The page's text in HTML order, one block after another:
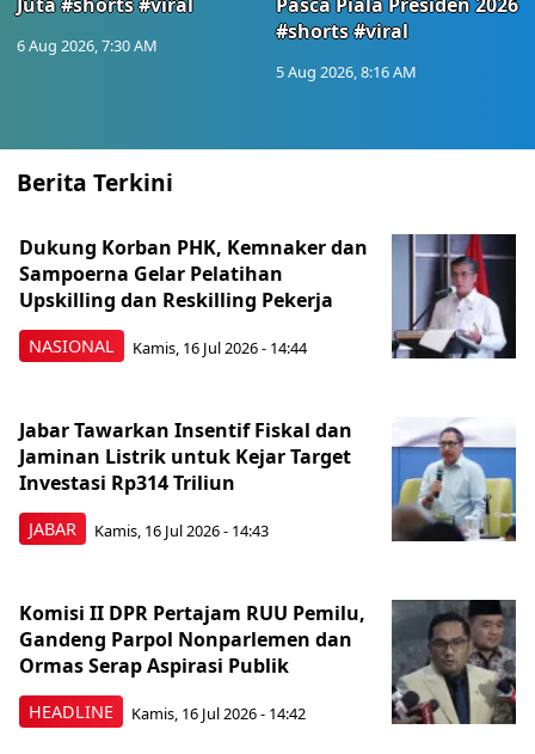
6 Aug 2026, 7:30 AM
#shorts #viral
5 Aug 2026, 8:16 AM
Berita Terkini
NASIONAL
Dukung Korban PHK, Kemnaker dan
Sampoerna Gelar Pelatihan
Upskilling dan Reskilling Pekerja
Kamis, 16 Jul 2026 - 14:44
JABAR
Jabar Tawarkan Insentif Fiskal dan
Jaminan Listrik untuk Kejar Target
Investasi Rp314 Triliun
Kamis, 16 Jul 2026 - 14:43
HEADLINE
Komisi II DPR Pertajam RUU Pemilu,
Gandeng Parpol Nonparlemen dan
Ormas Serap Aspirasi Publik
Kamis, 16 Jul 2026 - 14:42